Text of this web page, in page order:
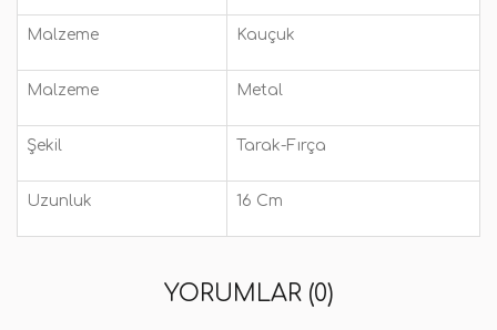
Malzeme Kauçuk
Malzeme Metal
Şekil Tarak-Fırça
Uzunluk 16 Cm
YORUMLAR (0)